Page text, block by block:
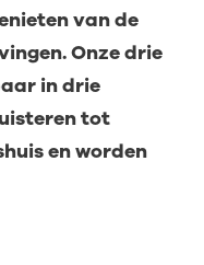
van de
Onze drie
in drie
tot
en worden